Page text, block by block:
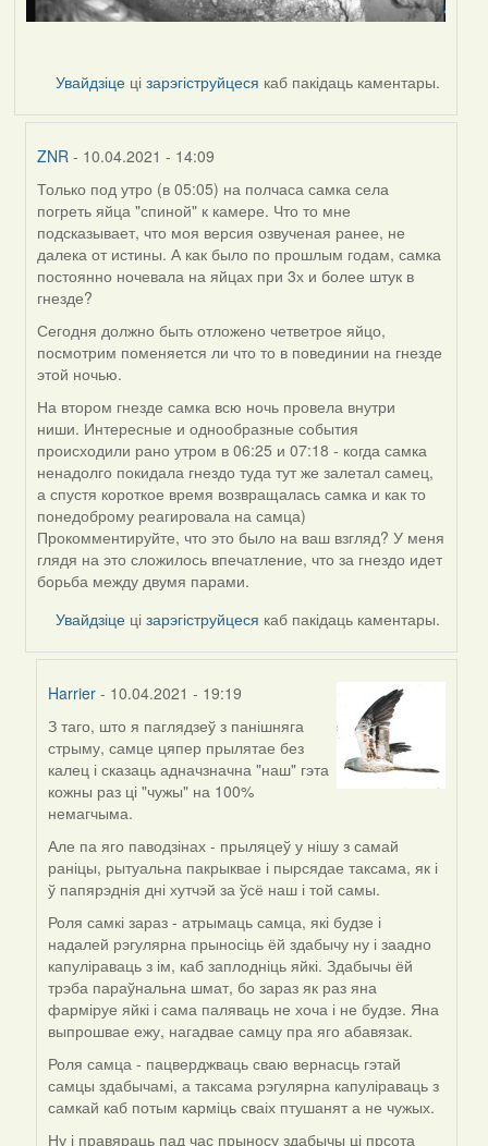
Увайдзіце цізарэгіструйцеся каб пакідаць каментары.
ZNR - 10.04.2021 - 14:09
In
reply
to
by
Harrier
Только под утро (в 05:05) на полчаса самка села
погреть яйца "спиной" к камере. Что то мне
подсказывает, что моя версия озвученая ранее, не
далека от истины. А как было по прошлым годам, самка
постоянно ночевала на яйцах при 3х и более штук в
гнезде?
Сегодня должно быть отложено четветрое яйцо,
посмотрим поменяется ли что то в повединии на гнезде
этой ночью.
На втором гнезде самка всю ночь провела внутри
ниши. Интересные и однообразные события
происходили рано утром в 06:25 и 07:18 - когда самка
ненадолго покидала гнездо туда тут же залетал самец,
а спустя короткое время возвращалась самка и как то
понедоброму реагировала на самца)
Прокомментируйте, что это было на ваш взгляд? У меня
глядя на это сложилось впечатление, что за гнездо идет
борьба между двумя парами.
Увайдзіце цізарэгіструйцеся каб пакідаць каментары.
Harrier - 10.04.2021 - 19:19
In
reply
to
by
ZNR
З таго, што я паглядзеў з панішняга
стрыму, самце цяпер прылятае без
калец і сказаць адначзначна "наш" гэта
кожны раз ці "чужы" на 100%
немагчыма.
Але па яго паводзінах - прыляцеў у нішу з самай
раніцы, рытуальна пакрыквае і пырсядае таксама, як і
ў папярэднія дні хутчэй за ўсё наш і той самы.
Роля самкі зараз - атрымаць самца, які будзе і
надалей рэгулярна прыносіць ёй здабычу ну і заадно
капуліраваць з ім, каб заплодніць яйкі. Здабычы ёй
трэба параўнальна шмат, бо зараз як раз яна
фарміруе яйкі і сама паляваць не хоча і не будзе. Яна
выпрошвае ежу, нагадвае самцу пра яго абавязак.
Роля самца - пацверджваць сваю вернасць гэтай
самцы здабычамі, а таксама рэгулярна капуліраваць з
самкай каб потым карміць сваіх птушанят а не чужых.
Ну і правяраць пад час прыносу здабычы ці прсота